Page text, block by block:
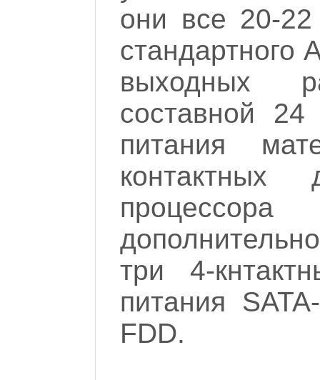
они все 20-
стандартного
выходных
составной
питания
контактных
три 4-
питания
FDD.